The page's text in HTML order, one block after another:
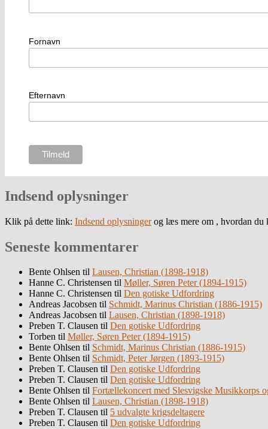
Fornavn
Efternavn
Indsend oplysninger
Klik på dette link: Indsend oplysningerog læs mere om , hvordan du
Seneste kommentarer
Bente Ohlsen til Lausen, Christian (1898-1918)
Hanne C. Christensen til Møller, Søren Peter (1894-1915)
Hanne C. Christensen til Den gotiske Udfordring
Andreas Jacobsen til Schmidt, Marinus Christian (1886-1915)
Andreas Jacobsen til Lausen, Christian (1898-1918)
Preben T. Clausen til Den gotiske Udfordring
Torben til Møller, Søren Peter (1894-1915)
Bente Ohlsen til Schmidt, Marinus Christian (1886-1915)
Bente Ohlsen til Schmidt, Peter Jørgen (1893-1915)
Preben T. Clausen til Den gotiske Udfordring
Preben T. Clausen til Den gotiske Udfordring
Bente Ohlsen til Fortællekoncert med Slesvigske Musikkorps
Bente Ohlsen til Lausen, Christian (1898-1918)
Preben T. Clausen til 5 udvalgte krigsdeltagere
Preben T. Clausen til Den gotiske Udfordring